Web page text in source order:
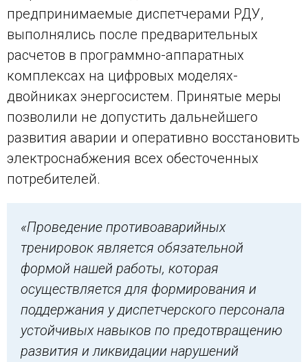
предпринимаемые диспетчерами РДУ,
выполнялись после предварительных
расчетов в программно-аппаратных
комплексах на цифровых моделях-
двойниках энергосистем. Принятые меры
позволили не допустить дальнейшего
развития аварии и оперативно восстановить
электроснабжения всех обесточенных
потребителей.
«Проведение противоаварийных
тренировок является обязательной
формой нашей работы, которая
осуществляется для формирования и
поддержания у диспетчерского персонала
устойчивых навыков по предотвращению
развития и ликвидации нарушений